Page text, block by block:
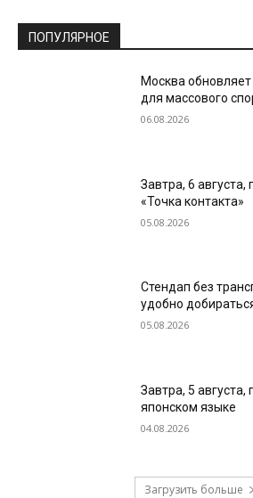
ПОПУЛЯРНОЕ
Москва
для массового
06.08.2026
Завтра, 6 августа,
«Точка контакта»
05.08.2026
Стендап без
удобно
05.08.2026
Завтра, 5
японском языке
04.08.2026
Загрузить больше